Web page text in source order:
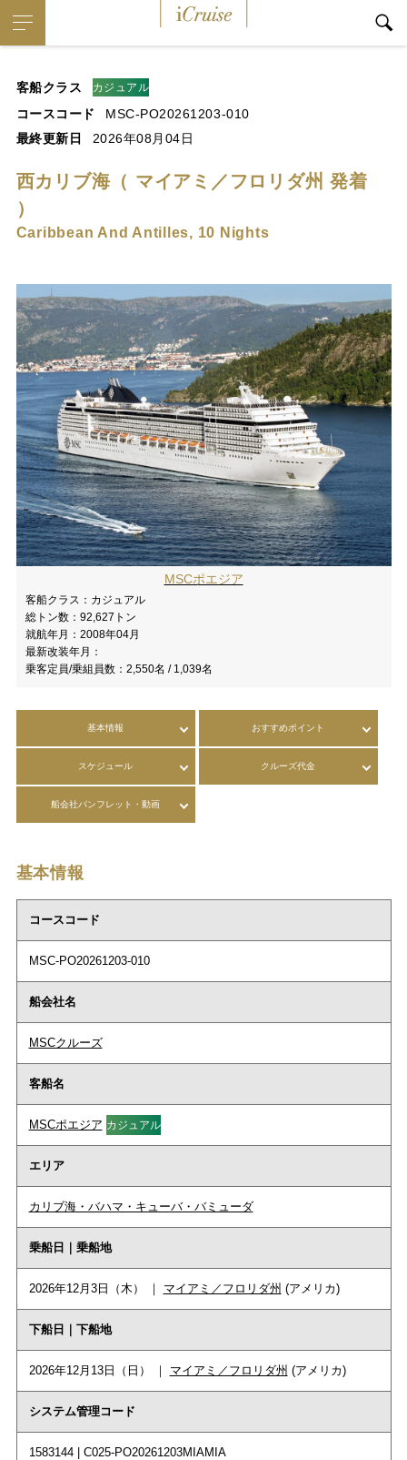
客船クラス カジュアル
コースコード
MSC-PO20261203-010
最終更新日
2026年08月04日
西カリブ海（ マイアミ／フロリダ州 発着
）
Caribbean And Antilles, 10 Nights
MSCポエジア
客船クラス： カジュアル
総トン数： 92,627トン
就航年月： 2008年04月
最新改装年月：
乗客定員/乗組員数： 2,550名 / 1,039名
基本情報 おすすめポイント
スケジュール クルーズ代金
船会社パンフレット・動画
基本情報
コースコード
MSC-PO20261203-010
船会社名
MSCクルーズ
客船名
MSCポエジア カジュアル
エリア
カリブ海・バハマ・キューバ・バミューダ
乗船日｜乗船地
2026年12月3日（木） ｜ マイアミ／フロリダ州 (アメリカ)
下船日｜下船地
2026年12月13日（日） ｜ マイアミ／フロリダ州 (アメリカ)
システム管理コード
1583144 | C025-PO20261203MIAMIA